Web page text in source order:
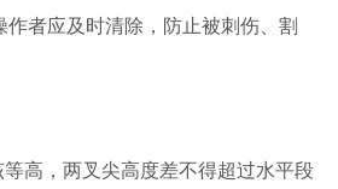
作者应及时清除，防止被刺伤、割
高，两叉尖高度差不得超过水平段